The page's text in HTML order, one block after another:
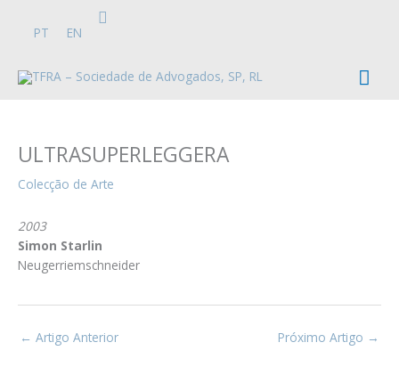
PT EN
Search
ULTRASUPERLEGGERA
Colecção de Arte
2003
Simon Starlin
Neugerriemschneider
← Artigo Anterior Próximo Artigo →